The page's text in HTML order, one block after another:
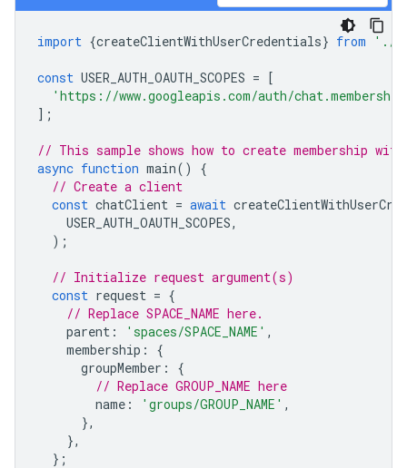
import {createClientWithUserCredentials} from './
const USER_AUTH_OAUTH_SCOPES = [
'https://www.googleapis.com/auth/
];
// This sample shows how to create membership
async function main()
{
// Create a client
const chatClient = await
USER_AUTH_OAUTH_SCOPES,
);
// Initialize request argument(s)
const request = {
// Replace SPACE_NAME here.
parent : 'spaces/SPACE_NAME' ,
membership :
{
groupMember :
{
// Replace GROUP_NAME here
name : 'groups/GROUP_NAME' ,
},
},
};